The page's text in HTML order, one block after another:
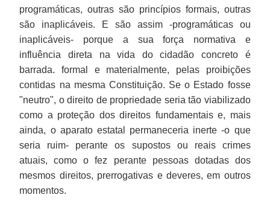
programáticas, outras são princípios formais, outras
são inaplicáveis. E são assim -programáticas ou
inaplicáveis- porque a sua força normativa e
influência direta na vida do cidadão concreto é
barrada. formal e materialmente, pelas proibições
contidas na mesma Constituição. Se o Estado fosse
"neutro", o direito de propriedade seria tão viabilizado
como a proteção dos direitos fundamentais e, mais
ainda, o aparato estatal permaneceria inerte -o que
seria ruim- perante os supostos ou reais crimes
atuais, como o fez perante pessoas dotadas dos
mesmos direitos, prerrogativas e deveres, em outros
momentos.